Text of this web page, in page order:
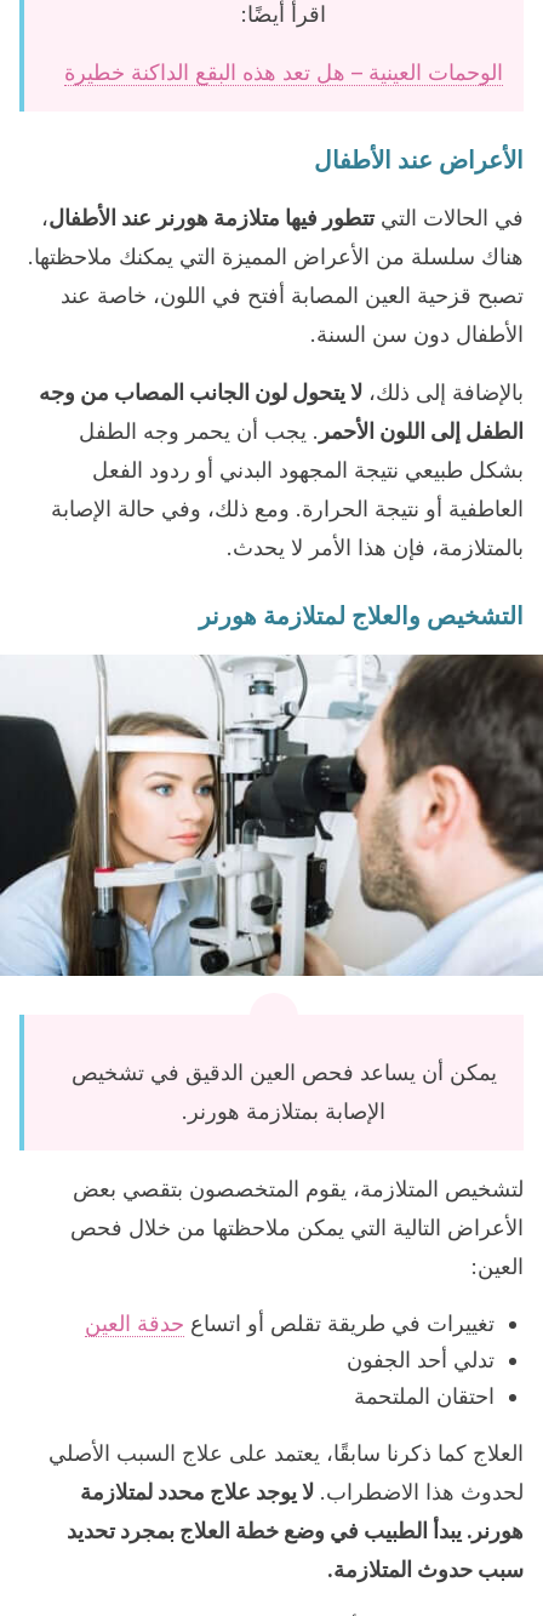
اقرأ أيضًا:
الوحمات العينية – هل تعد هذه البقع الداكنة خطيرة
الأعراض عند الأطفال
في الحالات التيتتطور فيها متلازمة هورنر عند الأطفال،
هناك سلسلة من الأعراض المميزة التي يمكنك ملاحظتها.
تصبح قزحية العين المصابة أفتح في اللون، خاصة عند
الأطفال دون سن السنة.
بالإضافة إلى ذلك، لا يتحول لون الجانب المصاب من وجه
الطفل إلى اللون الأحمر . يجب أن يحمر وجه الطفل
بشكل طبيعي نتيجة المجهود البدني أو ردود الفعل
العاطفية أو نتيجة الحرارة. ومع ذلك، وفي حالة الإصابة
بالمتلازمة، فإن هذا الأمر لا يحدث.
التشخيص والعلاج لمتلازمة هورنر
يمكن أن يساعد فحص العين الدقيق في تشخيص
الإصابة بمتلازمة هورنر.
لتشخيص المتلازمة، يقوم المتخصصون بتقصي بعض
الأعراض التالية التي يمكن ملاحظتها من خلال فحص
العين:
تغييرات في طريقة تقلص أو اتساع حدقة العين
تدلي أحد الجفون
احتقان الملتحمة
العلاج كما ذكرنا سابقًا، يعتمد على علاج السبب الأصلي
لحدوث هذا الاضطراب. لا يوجد علاج محدد لمتلازمة
هورنر. يبدأ الطبيب في وضع خطة العلاج بمجرد تحديد
سبب حدوث المتلازمة.